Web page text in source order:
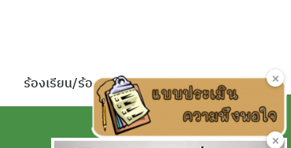
ร้องเรียน/ร้องทุกข์ ติดต่อเรา ×
×